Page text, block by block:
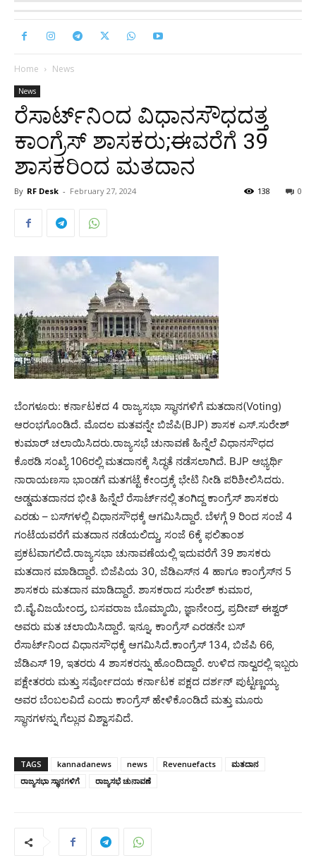
Home News
News
ರೆಸಾರ್ಟ್‌ನಿಂದ ವಿಧಾನಸೌಧದತ್ತ
ಕಾಂಗ್ರೆಸ್‌ ಶಾಸಕರು;ಈವರೆಗೆ 39
ಶಾಸಕರಿಂದ ಮತದಾನ
By RF Desk - February 27, 2024 0
138
ಬೆಂಗಳೂರು: ಕರ್ನಾಟಕದ 4 ರಾಜ್ಯಸಭಾ ಸ್ಥಾನಗಳಿಗೆ ಮತದಾನ(Voting)
ಆರಂಭಗೊಂಡಿದೆ. ಮೊದಲ ಮತವನ್ನೇ ಬಿಜೆಪಿ(BJP) ಶಾಸಕ ಎಸ್.ಸುರೇಶ್
ಕುಮಾರ್ ಚಲಾಯಿಸಿದರು.ರಾಜ್ಯಸಭೆ ಚುನಾವಣೆ ಹಿನ್ನೆಲೆ ವಿಧಾನಸೌಧದ
ಕೊಠಡಿ ಸಂಖ್ಯೆ 106ರಲ್ಲಿ ಮತದಾನಕ್ಕೆ ಸಿದ್ಧತೆ ನಡೆಸಲಾಗಿದೆ. BJP ಅಭ್ಯರ್ಥಿ
ನಾರಾಯಣಸಾ ಭಾಂಡಗೆ ಮತಗಟ್ಟೆ ಕೇಂದ್ರಕ್ಕೆ ಭೇಟಿ ನೀಡಿ ಪರಿಶೀಲಿಸಿದರು.
ಅಡ್ಡಮತದಾನದ ಭೀತಿ ಹಿನ್ನೆಲೆ ರೆಸಾರ್ಟ್‌ನಲ್ಲಿ ತಂಗಿದ್ದ ಕಾಂಗ್ರೆಸ್ ಶಾಸಕರು
ಎರಡು – ಬಸ್‌ಗಳಲ್ಲಿ ವಿಧಾನಸೌಧಕ್ಕೆ ಆಗಮಿಸಿದ್ದಾರೆ. ಬೆಳಗ್ಗೆ 9 ರಿಂದ ಸಂಜೆ 4
ಗಂಟೆಯವರೆಗೆ ಮತದಾನ ನಡೆಯಲಿದ್ದು, ಸಂಜೆ 6ಕ್ಕೆ ಫಲಿತಾಂಶ
ಪ್ರಕಟವಾಗಲಿದೆ.ರಾಜ್ಯಸಭಾ ಚುನಾವಣೆಯಲ್ಲಿ ಇದುವರೆಗೆ 39 ಶಾಸಕರು
ಮತದಾನ ಮಾಡಿದ್ದಾರೆ. ಬಿಜೆಪಿಯ 30, ಜೆಡಿಎಸ್‌ನ 4 ಹಾಗೂ ಕಾಂಗ್ರೆಸ್‌ನ 5
ಶಾಸಕರು ಮತದಾನ ಮಾಡಿದ್ದಾರೆ. ಶಾಸಕರಾದ ಸುರೇಶ್ ಕುಮಾರ,
ಬಿ.ವೈ.ವಿಜಯೇಂದ್ರ, ಬಸವರಾಜ ಬೊಮ್ಮಾಯಿ, ಜ್ಞಾನೇಂದ್ರ, ಪ್ರದೀಪ್ ಈಶ್ವರ್
ಅವರು ಮತ ಚಲಾಯಿಸಿದ್ದಾರೆ. ಇನ್ನೂ, ಕಾಂಗ್ರೆಸ್ ಎರಡನೇ ಬಸ್‌
ರೆಸಾರ್ಟ್‌ನಿಂದ ವಿಧಾನಸೌಧಕ್ಕೆ ಆಗಮಿಸಿದೆ.ಕಾಂಗ್ರೆಸ್ 134, ಬಿಜೆಪಿ 66,
ಜೆಡಿಎಸ್ 19, ಇತರರು 4 ಶಾಸಕರನ್ನು ಹೊಂದಿದ್ದಾರೆ. ಉಳಿದ ನಾಲ್ವರಲ್ಲಿ ಇಬ್ಬರು
ಪಕ್ಷೇತರರು ಮತ್ತು ಸರ್ವೋದಯ ಕರ್ನಾಟಕ ಪಕ್ಷದ ದರ್ಶನ್ ಪುಟ್ಟಣ್ಣಯ್ಯ
ಅವರ ಬೆಂಬಲವಿದೆ ಎಂದು ಕಾಂಗ್ರೆಸ್ ಹೇಳಿಕೊಂಡಿದೆ ಮತ್ತು ಮೂರು
ಸ್ಥಾನಗಳನ್ನು ಗೆಲ್ಲುವ ವಿಶ್ವಾಸವಿದೆ.
TAGS kannadanews news Revenuefacts
ಮತದಾನ
ರಾಜ್ಯಸಭಾ ಸ್ಥಾನಗಳಿಗೆ
ರಾಜ್ಯಸಭೆ ಚುನಾವಣೆ